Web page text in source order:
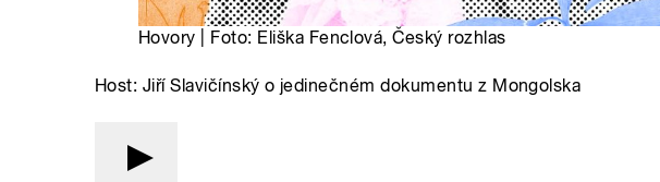
Hovory | Foto: Eliška Fenclová, Český rozhlas
Host: Jiří Slavičínský o jedinečném dokumentu z Mongolska